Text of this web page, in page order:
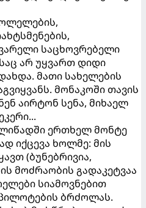
საცხოვრებელი
არ უყვართ დიდი
მათი სახელების
მონაკოში თავის
აირტონ სენა, მიხაელ
ერთხელ მონტე
იქცევა ხოლმე: მის
(ბუნებრივია,
მოძრაობის გადაკეტვაა
სიამოვნებით
ბრძოლას.